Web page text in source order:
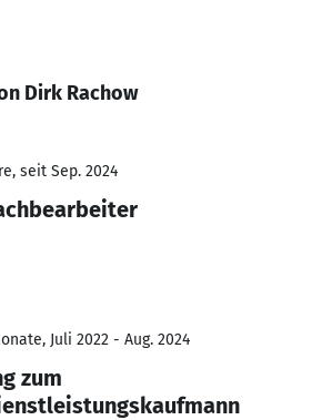
Dirk Rachow
seit Sep. 2024
Juli 2022 - Aug. 2024
zum